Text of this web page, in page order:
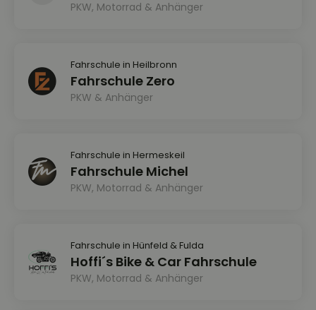
PKW, Motorrad & Anhänger
Fahrschule in Heilbronn
Fahrschule Zero
PKW & Anhänger
Fahrschule in Hermeskeil
Fahrschule Michel
PKW, Motorrad & Anhänger
Fahrschule in Hünfeld & Fulda
Hoffi´s Bike & Car Fahrschule
PKW, Motorrad & Anhänger